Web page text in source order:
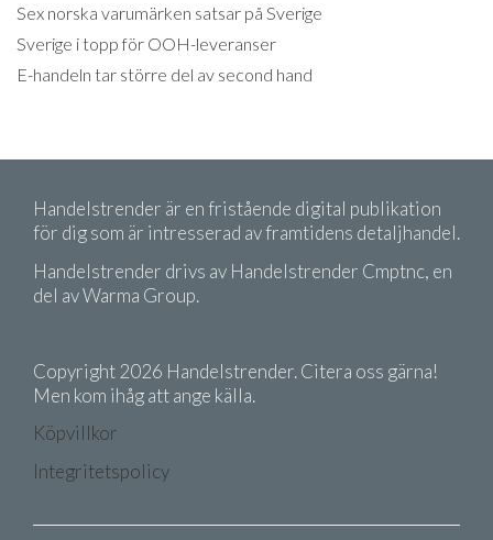
Sex norska varumärken satsar på Sverige
Sverige i topp för OOH-leveranser
E-handeln tar större del av second hand
Handelstrender är en fristående digital publikation
för dig som är intresserad av framtidens detaljhandel.
Handelstrender drivs av Handelstrender Cmptnc, en
del av Warma Group.
Copyright 2026 Handelstrender. Citera oss gärna!
Men kom ihåg att ange källa.
Köpvillkor
Integritetspolicy